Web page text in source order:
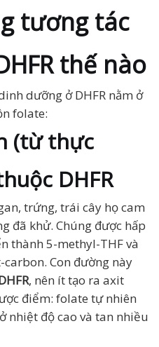
tương tác
thế nào
dưỡng ở DHFR nằm ở
folate:
(từ thực
DHFR
trứng, trái cây họ cam
đã khử. Chúng được hấp
thành 5-methyl-THF và
Con đường này
, nên ít tạo ra axit
điểm: folate tự nhiên
nhiệt độ cao và tan nhiều